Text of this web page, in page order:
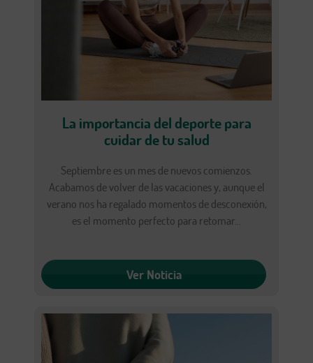
La importancia del deporte para
cuidar de tu salud
Septiembre es un mes de nuevos comienzos.
Acabamos de volver de las vacaciones y, aunque el
verano nos ha regalado momentos de desconexión,
es el momento perfecto para retomar...
Ver Noticia